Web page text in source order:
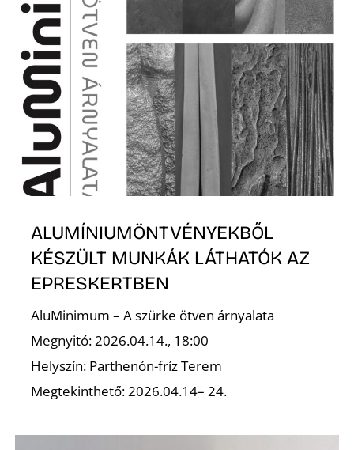
ALUMÍNIUMÖNTVÉNYEKBŐL
KÉSZÜLT MUNKÁK LÁTHATÓK AZ
EPRESKERTBEN
AluMinimum – A szürke ötven árnyalata
Megnyitó: 2026.04.14., 18:00
Helyszín: Parthenón-fríz Terem
Megtekinthető: 2026.04.14– 24.